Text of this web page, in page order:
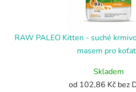
RAW PALEO Kitten - suché
masem pro
Skladem
od 102,86 Kč bez